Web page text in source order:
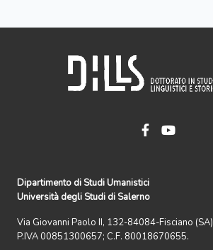
Dipartimento di Studi Umanistici
Università degli Studi di Salerno
Via Giovanni Paolo II, 132-84084-Fisciano (SA)
P.IVA 00851300657; C.F. 80018670655.